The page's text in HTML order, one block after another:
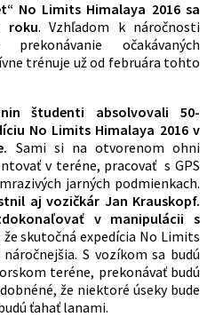
No Limits Himalaya 2016 sa
roku. Vzhľadom k náročnosti
očakávaných
trénuje už od februára tohto
študenti absolvovali 50-
No Limits Himalaya 2016 v
Sami si na otvorenom ohni
v teréne, pracovať s GPS
jarných podmienkach.
aj vozičkár Jan Krauskopf.
v manipulácii s
že skutočná expedícia No Limits
S vozíkom sa budú
teréne, prekonávať budú
že niektoré úseky bude
ťahať lanami.